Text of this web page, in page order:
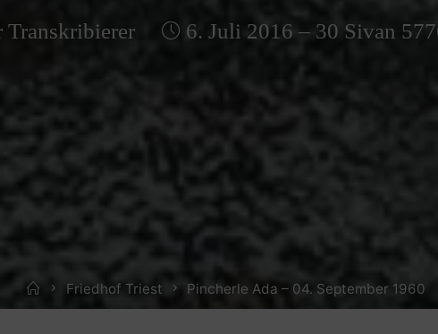
Transkribierer 6. Juli 2016 – 30 Sivan
HomeFriedhof Triest Pincherle Ada – 04. September 1960